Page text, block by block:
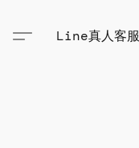
Line真人客服